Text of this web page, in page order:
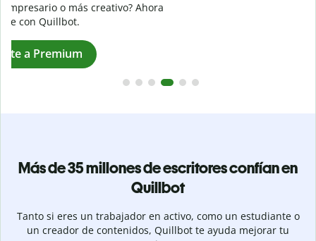
plagio. Analiza tu trabajo en segundos e identifica citas
Más de 35 millones de escritores confían en
Quillbot
Tanto si eres un trabajador en activo, como un estudiante o
un creador de contenidos, Quillbot te ayuda mejorar tu